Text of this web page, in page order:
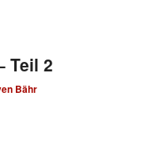
Teil 2
Bähr